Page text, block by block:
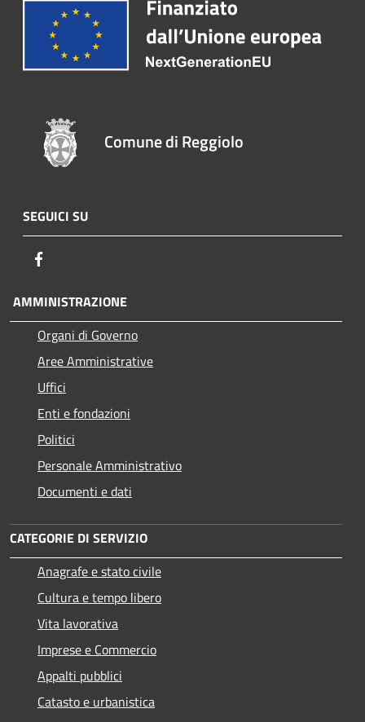
Comune di Reggiolo
SEGUICI SU
AMMINISTRAZIONE
Organi di Governo
Aree Amministrative
Uffici
Enti e fondazioni
Politici
Personale Amministrativo
Documenti e dati
CATEGORIE DI SERVIZIO
Anagrafe e stato civile
Cultura e tempo libero
Vita lavorativa
Imprese e Commercio
Appalti pubblici
Catasto e urbanistica